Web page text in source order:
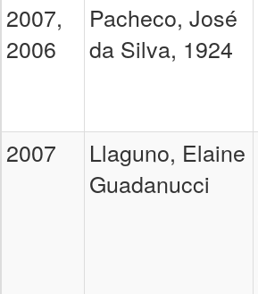
2007,
2006
Pacheco, José
da Silva, 1924
2007
Llaguno, Elaine
Guadanucci